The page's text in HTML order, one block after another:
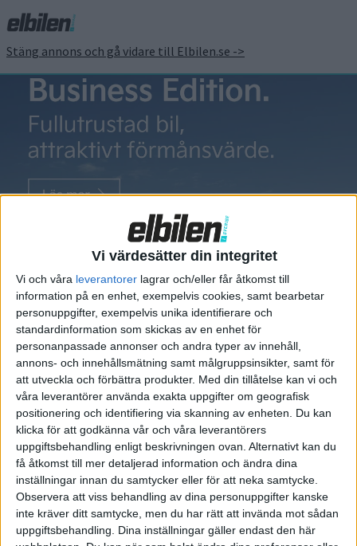
Vi värdesätter din integritet
Vi och våra leverantorer lagrar och/eller får åtkomst till
information på en enhet, exempelvis cookies, samt bearbetar
personuppgifter, exempelvis unika identifierare och
standardinformation som skickas av en enhet för
personanpassade annonser och andra typer av innehåll,
annons- och innehållsmätning samt målgruppsinsikter, samt för
att utveckla och förbättra produkter. Med din tillåtelse kan vi och
våra leverantörer använda exakta uppgifter om geografisk
positionering och identifiering via skanning av enheten. Du kan
klicka för att godkänna vår och våra leverantörers
uppgiftsbehandling enligt beskrivningen ovan. Alternativt kan du
få åtkomst till mer detaljerad information och ändra dina
inställningar innan du samtycker eller för att neka samtycke.
Observera att viss behandling av dina personuppgifter kanske
inte kräver ditt samtycke, men du har rätt att invända mot sådan
uppgiftsbehandling. Dina inställningar gäller endast den här
Stäng annons och gå vidare till Elbilen.se ->
Allebike
Polestar
lanserar
mountainbike
Den som vill ta sin Polestar ut
på äventyr i naturen, men inte
helt tappa känslan av sin bil där
har nu ett nytt alternativ.
Tillsammans med den svenska
cykeltillverkaren Allebike har
Polestar tagit fram en elcykel
som ska passa som tvåhjulig
partner...